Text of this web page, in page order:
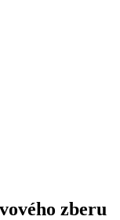
zberu